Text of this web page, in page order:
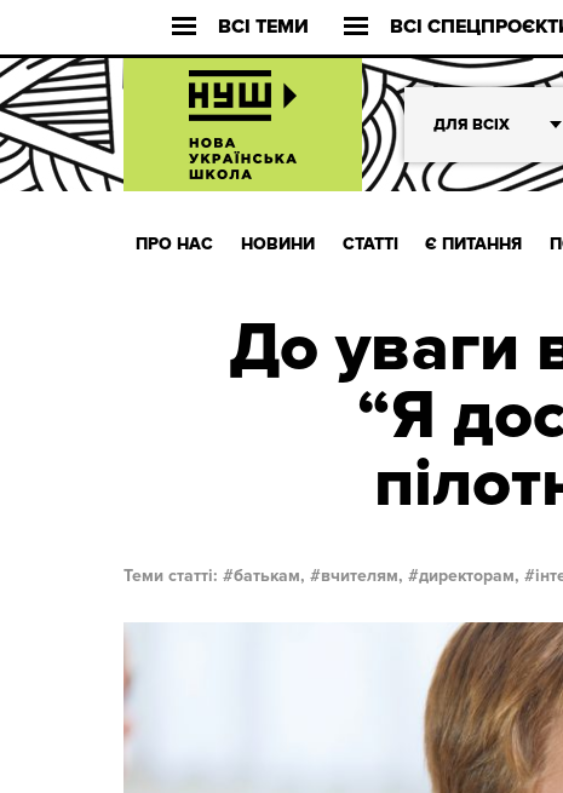
ВСІ ТЕМИ ВСІ
ДЛЯ ВСІХ
ПРО НАС НОВИНИ СТАТТІ Є ПИТАННЯ
До уваги
“Я
Теми статті: батькам, вчителям, директорам,